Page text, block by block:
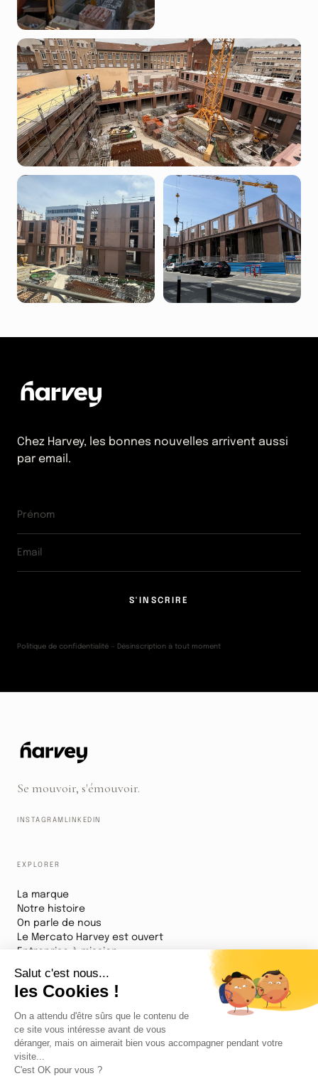
Chez Harvey, les bonnes nouvelles arrivent aussi
par email.
S'INSCRIRE
Politique de confidentialité — Désinscription à tout moment
Se mouvoir, s'émouvoir.
INSTAGRAM LINKEDIN
EXPLORER
La marque
Notre histoire
On parle de nous
Le Mercato Harvey est ouvert
Entreprise à mission
DESTINATIONS
Chartres
Le Havre OUVERTURE DÉCEMBRE 2026
Lille
Val d'Europe